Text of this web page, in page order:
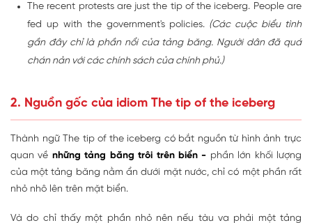
The recent protests are just the tip of the iceberg. People are
fed up with the government's policies. (Các cuộc biểu tình
gần đây chỉ là phần nổi của tảng băng. Người dân đã quá
chán nản với các chính sách của chính phủ.)
2. Nguồn gốc của idiom The tip of the iceberg
Thành ngữ The tip of the iceberg có bắt nguồn từ hình ảnh trực
quan về những tảng băng trôi trên biển - phần lớn khối lượng
của một tảng băng nằm ẩn dưới mặt nước, chỉ có một phần rất
nhỏ nhô lên trên mặt biển.
Và do chỉ thấy một phần nhỏ nên nếu tàu va phải một tảng